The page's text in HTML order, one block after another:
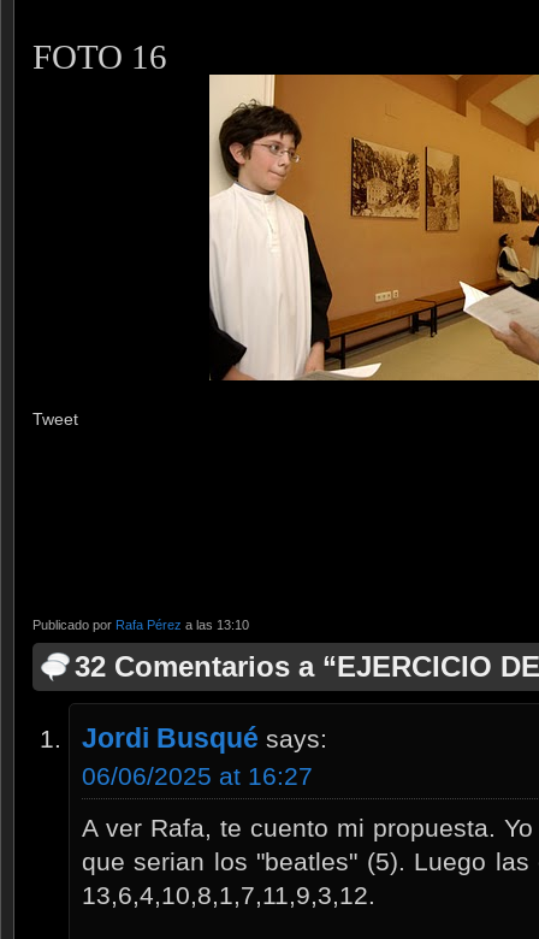
FOTO 16
Tweet
Publicado por Rafa Pérez a las 13:10
32 Comentarios a “EJERCICIO
Jordi Busqué says:
06/06/2025 at 16:27
A ver Rafa, te cuento mi propuesta.
que serian los "beatles" (5). Luego
13,6,4,10,8,1,7,11,9,3,12.